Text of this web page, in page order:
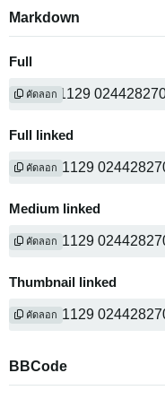
Markdown
Full
คัดลอก
Full linked
คัดลอก
Medium linked
คัดลอก
Thumbnail linked
คัดลอก
BBCode